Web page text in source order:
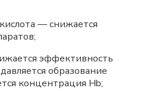
— снижается
эффективность
образование
концентрация Hb;